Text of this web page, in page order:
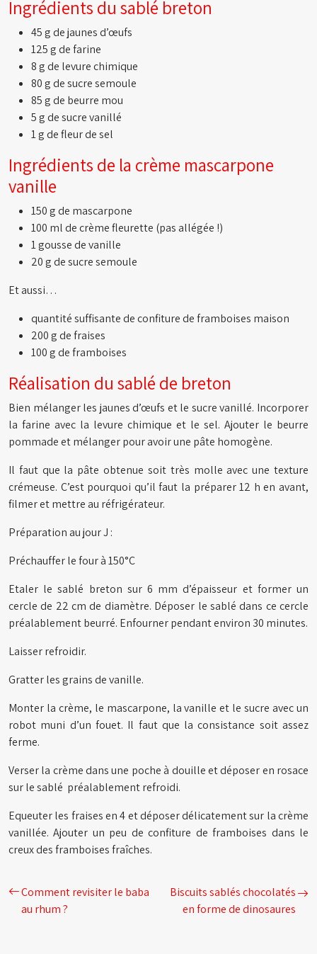
Ingrédients du sablé breton
45 g de jaunes d’œufs
125 g de farine
8 g de levure chimique
80 g de sucre semoule
85 g de beurre mou
5 g de sucre vanillé
1 g de fleur de sel
Ingrédients de la crème mascarpone
vanille
150 g de mascarpone
100 ml de crème fleurette (pas allégée !)
1 gousse de vanille
20 g de sucre semoule
Et aussi…
quantité suffisante de confiture de framboises maison
200 g de fraises
100 g de framboises
Réalisation du sablé de breton
Bien mélanger les jaunes d’œufs et le sucre vanillé. Incorporer
la farine avec la levure chimique et le sel. Ajouter le beurre
pommade et mélanger pour avoir une pâte homogène.
Il faut que la pâte obtenue soit très molle avec une texture
crémeuse. C’est pourquoi qu’il faut la préparer 12 h en avant,
filmer et mettre au réfrigérateur.
Préparation au jour J :
Préchauffer le four à 150°C
Etaler le sablé breton sur 6 mm d’épaisseur et former un
cercle de 22 cm de diamètre. Déposer le sablé dans ce cercle
préalablement beurré. Enfourner pendant environ 30 minutes.
Laisser refroidir.
Gratter les grains de vanille.
Monter la crème, le mascarpone, la vanille et le sucre avec un
robot muni d’un fouet. Il faut que la consistance soit assez
ferme.
Verser la crème dans une poche à douille et déposer en rosace
sur le sablé préalablement refroidi.
Equeuter les fraises en 4 et déposer délicatement sur la crème
vanillée. Ajouter un peu de confiture de framboises dans le
creux des framboises fraîches.
Comment revisiter le baba
au rhum ?
Biscuits sablés chocolatés
en forme de dinosaures